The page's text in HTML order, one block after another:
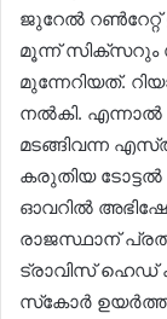
ജുറേൽ
മൂന്ന് സിക്‌സറും
മുന്നേറിയത്.
നൽകി. എന്നാൽ
മടങ്ങിവന്ന
കരുതിയ ടോട്ടൽ
ഓവറിൽ
രാജസ്ഥാന്
ട്രാവിസ് ഹെഡ്
സ്‌കോർ